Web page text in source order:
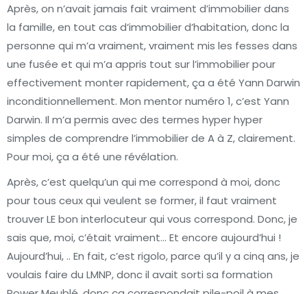
Après, on n’avait jamais fait vraiment d’immobilier dans
la famille, en tout cas d’immobilier d’habitation, donc la
personne qui m’a vraiment, vraiment mis les fesses dans
une fusée et qui m’a appris tout sur l’immobilier pour
effectivement monter rapidement, ça a été Yann Darwin
inconditionnellement. Mon mentor numéro 1, c’est Yann
Darwin. Il m’a permis avec des termes hyper hyper
simples de comprendre l’immobilier de A à Z, clairement.
Pour moi, ça a été une révélation.
Après, c’est quelqu’un qui me correspond à moi, donc
pour tous ceux qui veulent se former, il faut vraiment
trouver LE bon interlocuteur qui vous correspond. Donc, je
sais que, moi, c’était vraiment… Et encore aujourd’hui !
Aujourd’hui, .. En fait, c’est rigolo, parce qu’il y a cinq ans, je
voulais faire du LMNP, donc il avait sorti sa formation